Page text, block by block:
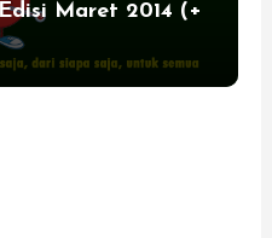
Maret 2014 (+